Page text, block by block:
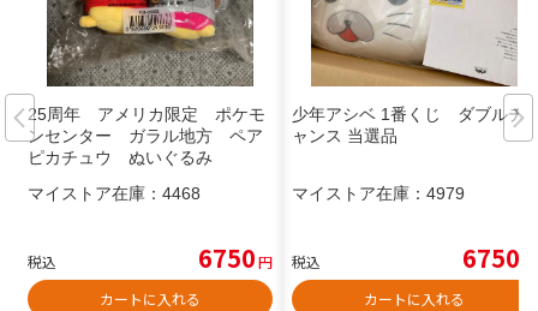
25周年 アメリカ限定 ポケモ
ンセンター ガラル地方 ペア
ピカチュウ ぬいぐるみ
マイストア在庫： 4468
税込 6750円
カートに入れる
少年アシベ 1番くじ ダブルチ
ャンス 当選品
マイストア在庫： 4979
税込 6750
カートに入れる